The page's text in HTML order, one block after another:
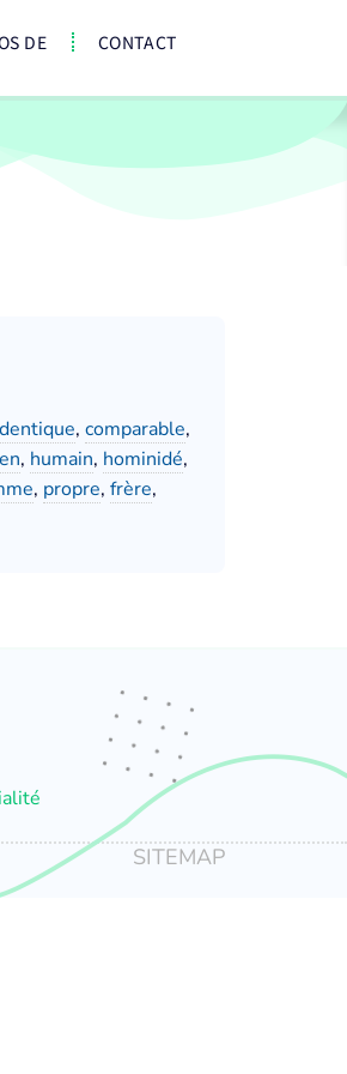
DE CONTACT
, comparable,
, humain, hominidé,
, propre, frère,
SITEMAP